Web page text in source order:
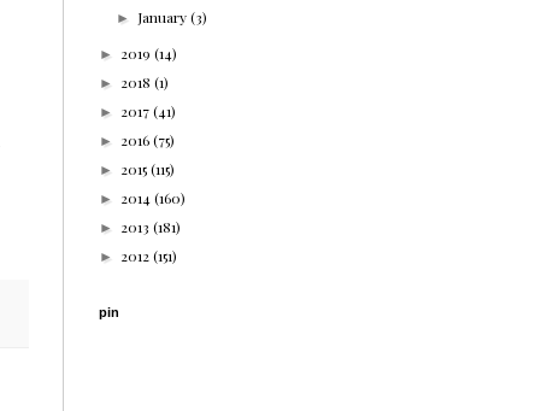
► January(3)
► 2019 (14)
► 2018 (1)
► 2017(41)
► 2016(75)
► 2015(115)
► 2014 (160)
► 2013 (181)
► 2012(151)
pin